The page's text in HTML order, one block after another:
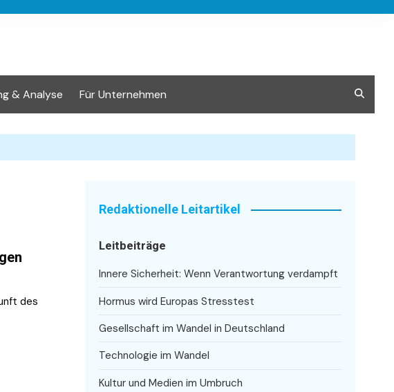
& Analyse Für Unternehmen
des
Redaktionelle Leitartikel
Leitbeiträge
Innere Sicherheit: Wenn Verantwortung verdampft
Hormus wird Europas Stresstest
Gesellschaft im Wandel in Deutschland
Technologie im Wandel
Kultur und Medien im Umbruch